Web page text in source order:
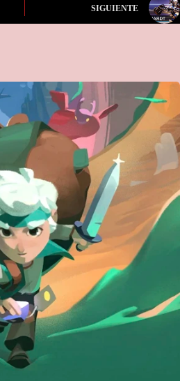
SIGUIENTE